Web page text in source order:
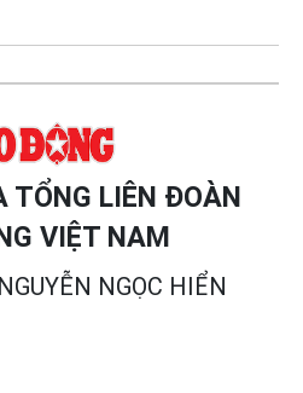
TỔNG LIÊN ĐOÀN
VIỆT NAM
NGỌC HIỂN